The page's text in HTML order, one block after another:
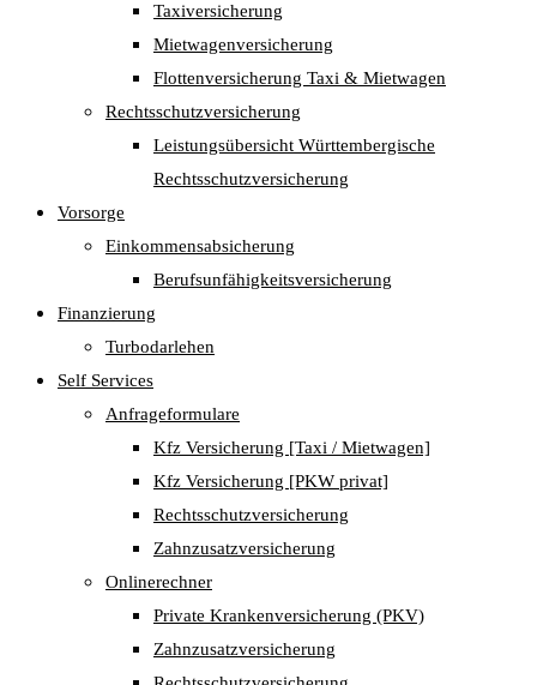
Taxiversicherung
Mietwagenversicherung
Flottenversicherung Taxi & Mietwagen
Rechtsschutzversicherung
Leistungsübersicht Württembergische
Rechtsschutzversicherung
Vorsorge
Einkommensabsicherung
Berufsunfähigkeitsversicherung
Finanzierung
Turbodarlehen
Self Services
Anfrageformulare
Kfz Versicherung [Taxi / Mietwagen]
Kfz Versicherung [PKW privat]
Rechtsschutzversicherung
Zahnzusatzversicherung
Onlinerechner
Private Krankenversicherung (PKV)
Zahnzusatzversicherung